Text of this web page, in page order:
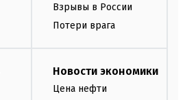
Взрывы в России
Потери врага
Новости экономики
Цена нефти